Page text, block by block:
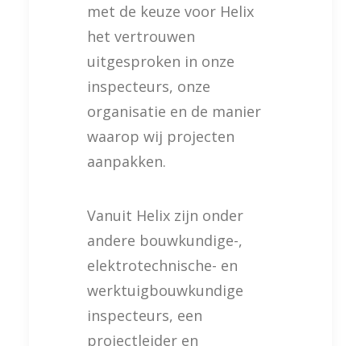
met de keuze voor Helix
het vertrouwen
uitgesproken in onze
inspecteurs, onze
organisatie en de manier
waarop wij projecten
aanpakken.
Vanuit Helix zijn onder
andere bouwkundige-,
elektrotechnische- en
werktuigbouwkundige
inspecteurs, een
projectleider en